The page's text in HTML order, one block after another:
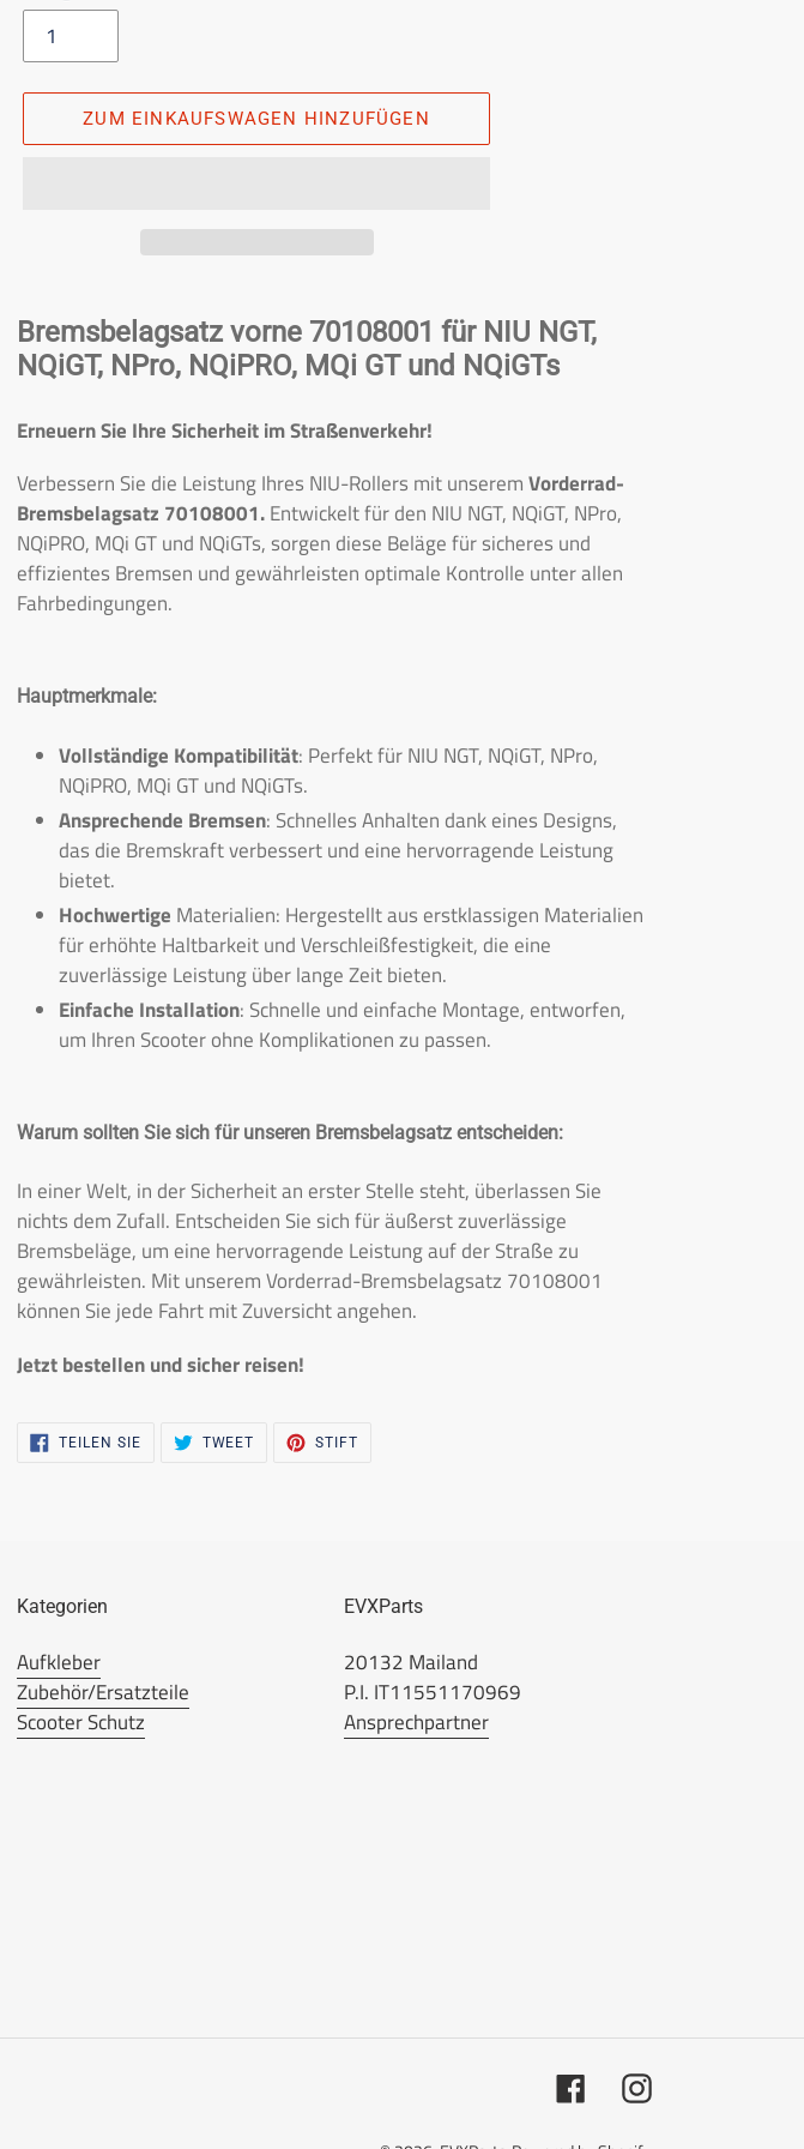
ZUM EINKAUFSWAGEN HINZUFÜGEN
Produkt
in
den
legen
Bremsbelagsatz vorne 70108001 für NIU NGT,
NQiGT, NPro, NQiPRO, MQi GT und NQiGTs
Erneuern Sie Ihre Sicherheit im Straßenverkehr!
Verbessern Sie die Leistung Ihres NIU-Rollers mit unseremVorderrad-
Bremsbelagsatz 70108001.Entwickelt für den NIU NGT, NQiGT, NPro,
NQiPRO, MQi GT und NQiGTs, sorgen diese Beläge für sicheres und
effizientes Bremsen und gewährleisten optimale Kontrolle unter allen
Fahrbedingungen.
Hauptmerkmale:
Vollständige Kompatibilität: Perfekt für NIU NGT, NQiGT, NPro,
NQiPRO, MQi GT und NQiGTs.
Ansprechende Bremsen: Schnelles Anhalten dank eines Designs,
das die Bremskraft verbessert und eine hervorragende Leistung
bietet.
Hochwertige Materialien: Hergestellt aus erstklassigen Materialien
für erhöhte Haltbarkeit und Verschleißfestigkeit, die eine
zuverlässige Leistung über lange Zeit bieten.
Einfache Installation: Schnelle und einfache Montage, entworfen,
um Ihren Scooter ohne Komplikationen zu passen.
Warum sollten Sie sich für unseren Bremsbelagsatz entscheiden:
In einer Welt, in der Sicherheit an erster Stelle steht, überlassen Sie
nichts dem Zufall. Entscheiden Sie sich für äußerst zuverlässige
Bremsbeläge, um eine hervorragende Leistung auf der Straße zu
gewährleisten. Mit unserem Vorderrad-Bremsbelagsatz 70108001
können Sie jede Fahrt mit Zuversicht angehen.
Jetzt bestellen und sicher reisen!
TEILEN SIEAUF
FACEBOOK
TWEET ZWITSCHERN
STIFT
Kategorien
Aufkleber
Zubehör/Ersatzteile
Scooter Schutz
EVXParts
20132 Mailand
P.I. IT11551170969
Ansprechpartner
FacebookInstagram